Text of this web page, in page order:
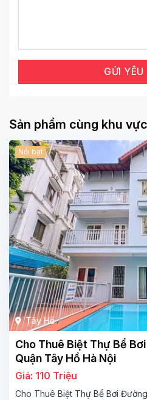
Sản phẩm cùng khu vực
Tây Hồ
Nổi bật
Cho Thuê Biệt Thự Bể
Quận Tây Hồ Hà Nội
Giá: 110 Triệu
Cho Thuê Biệt Thự Bể Bơi